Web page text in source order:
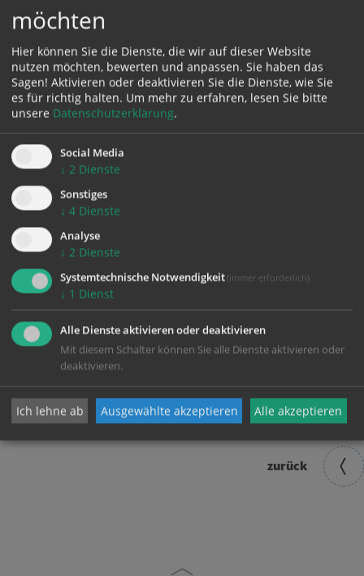
Mehr dazu aufdioezese-linz.at/langenachtderkirchen
zurück
möchten
Hier können Sie die Dienste, die wir auf dieser Website
nutzen möchten, bewerten und anpassen. Sie haben das
Sagen! Aktivieren oder deaktivieren Sie die Dienste, wie Sie
es für richtig halten. Um mehr zu erfahren, lesen Sie bitte
unsere Datenschutzerklärung.
Social Media
↓ 2 Dienste
Sonstiges
↓ 4 Dienste
Analyse
↓ 2 Dienste
Systemtechnische Notwendigkeit (immer erforderlich)
↓ 1 Dienst
Alle Dienste aktivieren oder deaktivieren
Mit diesem Schalter können Sie alle Dienste aktivieren oder
deaktivieren.
Ich lehne ab Ausgewählte akzeptieren Alle akzeptieren